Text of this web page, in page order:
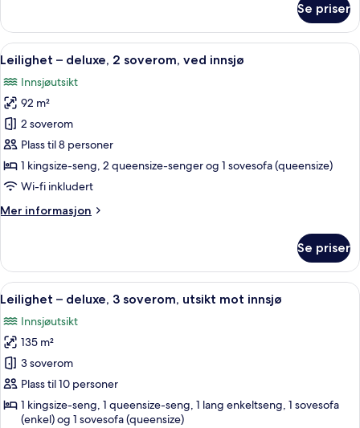
1201
BD
Condo
-
Terrace
Level
1201
Se priser
Åpne
alle
bildene
av
Leilighet
–
deluxe,
2
ved
Leilighet – deluxe, 2 soverom, ved
19
Leilighet – deluxe, 2 soverom, ved innsjø
Innsjøutsikt
92 m²
2 soverom
Plass til 8 personer
1 kingsize-seng, 2 queensize-senger og 1 sovesofa (queensize)
Wi-fi inkludert
Mer informasjon
Mer
–
deluxe,
2
soverom,
ved
innsjø
Se priser
Åpne
alle
bildene
av
Leilighet
–
deluxe,
Leilighet – deluxe, 3 soverom, utsikt
27
Leilighet – deluxe, 3 soverom, utsikt mot innsjø
Innsjøutsikt
135 m²
3 soverom
Plass til 10 personer
1 kingsize-seng, 1 queensize-seng, 1 lang enkeltseng, 1 sovesofa
(enkel) og 1 sovesofa (queensize)